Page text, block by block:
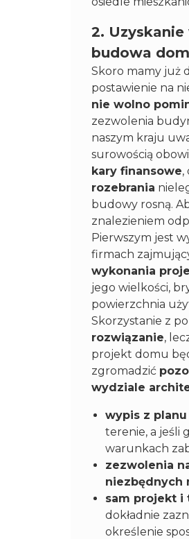
2.
budowa
Skoro mamy już
postawienie na
nie wolno
zezwolenia
naszym kraju
surowością
kary finansowe,
rozebrania
budowy rosną.
znalezieniem
Pierwszym jest
firmach
wykonania
jego wielkości,
powierzchnia
Skorzystanie z
rozwiązanie,
projekt domu
zgromadzić
wydziale
wypis z
terenie, a jeśli
warunkach
zezwolenia
niezbędnych
sam projekt i
dokładnie
określenie